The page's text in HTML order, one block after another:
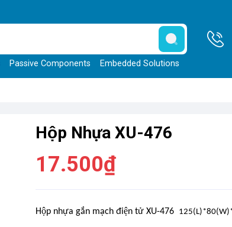
Passive Components Embedded Solutions
Hộp Nhựa XU-476
17.500₫
Hộp nhựa gắn mạch điện tử XU-476